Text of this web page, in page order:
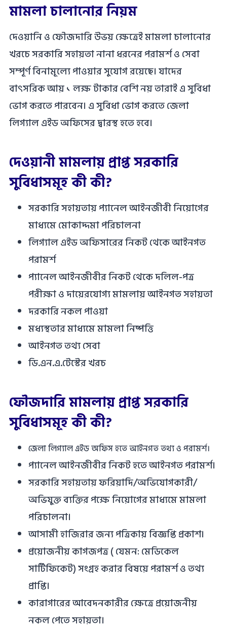
মামলা চালানোর নিয়ম
দেওয়ানি ও ফৌজদারি উভয় ক্ষেত্রেই মামলা চালানোর
খরচে সরকারি সহায়তা নানা ধরনের পরামর্শ ও সেবা
সম্পূর্ণ বিনামূল্যে পাওয়ার সুযোগ রয়েছে। যাদের
বাৎসরিক আয় ১ লক্ষ টাকার বেশি নয় তারাই এ সুবিধা
ভোগ করতে পারবেন। এ সুবিধা ভোগ করতে জেলা
লিগ্যাল এইড অফিসের দ্বারস্থ হতে হবে।
দেওয়ানী মামলায় প্রাপ্ত সরকারি
সুবিধাসমূহ কী কী?
সরকারি সহায়তায় প্যানেল আইনজীবী নিয়োগের
মাধ্যমে মোকাদ্দমা পরিচালনা
লিগ্যাল এইড অফিসারের নিকট থেকে আইনগত
পরামর্শ
প্যানেল আইনজীবীর নিকট থেকে দলিল-পত্র
পরীক্ষা ও দায়েরযোগ্য মামলায় আইনগত সহায়তা
দরকারি নকল পাওয়া
মধ্যস্থতার মাধ্যমে মামলা নিষ্পত্তি
আইনগত তথ্য সেবা
ডি.এন.এ.টেস্টের খরচ
ফৌজদারি মামলায় প্রাপ্ত সরকারি
সুবিধাসমূহ কী কী?
জেলা লিগ্যাল এইড অফিস হতে আইনগত তথ্য ও পরামর্শ।
প্যানেল আইনজীবীর নিকট হতে আইনগত পরামর্শ।
সরকারি সহায়তায় ফরিয়াদি/অভিযোগকারী/
অভিযুক্ত ব্যক্তির পক্ষে নিয়োগের মাধ্যমে মামলা
পরিচালনা।
আসামী হাজিরার জন্য পত্রিকায় বিজ্ঞপ্তি প্রকাশ।
প্রয়োজনীয় কাগজপত্র ( যেমন: মেডিকেল
সার্টিফিকেট) সংগ্রহ করার বিষয়ে পরামর্শ ও তথ্য
প্রাপ্তি।
কারাগারের আবেদনকারীর ক্ষেত্রে প্রয়োজনীয়
নকল পেতে সহায়তা।